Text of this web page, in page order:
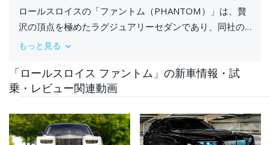
ロールスロイスの「ファントム（PHANTOM）」は、贅
沢の頂点を極めたラグジュアリーセダンであり、同社の
象徴とも言える存在です。そのスタイルは、伝統的な英
合しており、存在感は圧倒的です。長いボディラインと
特徴的なフロンドグリルは、どの角度から見ても美しい
べき点は外観だけではありません。すべてのファントム
は、カスタマイズが可能であり、オーナーの個性を反映
もっと見る
「ロールスロイス ファントム」の新車情報・試
乗・レビュー関連動画